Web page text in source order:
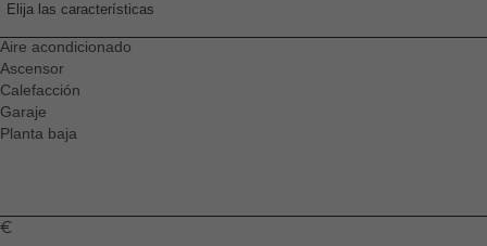
Elija las características
Aire acondicionado
Ascensor
Calefacción
Garaje
Planta baja
€